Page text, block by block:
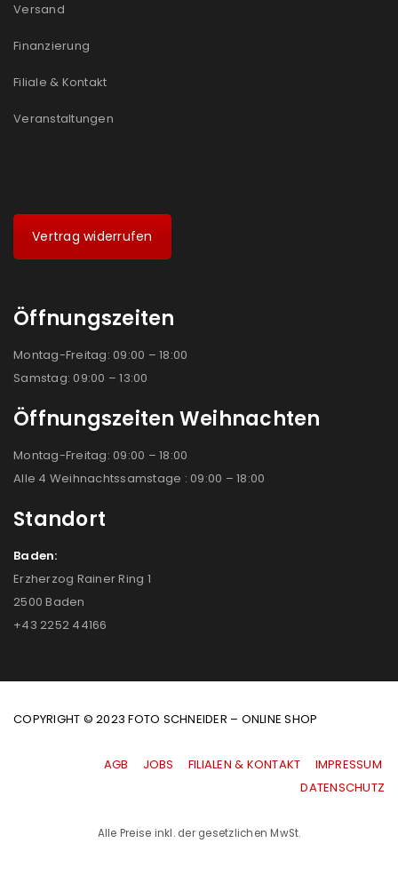
Versand
Finanzierung
Filiale & Kontakt
Veranstaltungen
Vertrag widerrufen
Öffnungszeiten
Montag-Freitag: 09:00 – 18:00
Samstag: 09:00 – 13:00
Öffnungszeiten Weihnachten
Montag-Freitag: 09:00 – 18:00
Alle 4 Weihnachtssamstage : 09:00 – 18:00
Standort
Baden:
Erzherzog Rainer Ring 1
2500 Baden
+43 2252 44166
COPYRIGHT © 2023 FOTO SCHNEIDER – ONLINE SHOP
AGB JOBS FILIALEN & KONTAKT
IMPRESSUM
|DATENSCHUTZ
Alle Preise inkl. der gesetzlichen MwSt.